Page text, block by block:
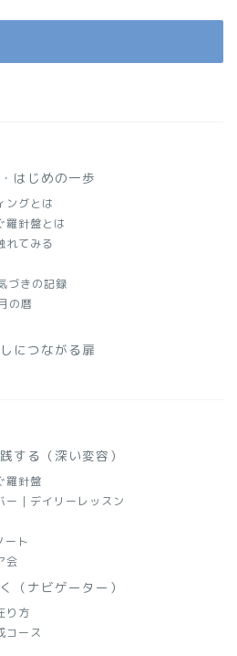
はじめの一歩
ングとは
羅針盤とは
れてみる
づきの記録
の暦
につながる扉
する（深い変容）
羅針盤
ー｜デイリーレッスン
ト
会
（ナビゲーター）
り方
コース